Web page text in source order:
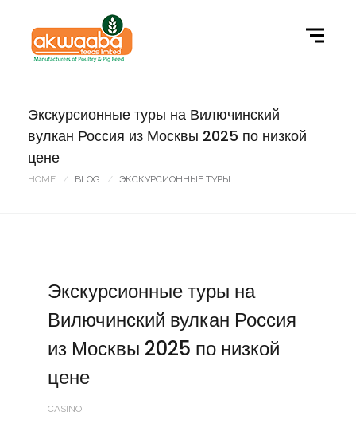
Экскурсионные туры на Вилючинский
вулкан Россия из Москвы 2025 по низкой
цене
HOME BLOG ЭКСКУРСИОННЫЕ ТУРЫ...
Экскурсионные туры на
Вилючинский вулкан Россия
из Москвы 2025 по низкой
цене
CASINO